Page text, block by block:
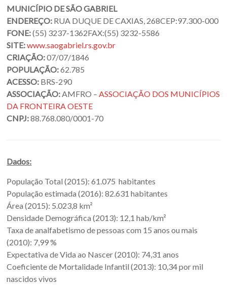
Site
da
Associação
dos
Municípios
da
Fronteira
Oeste
do
estado
do
MUNICÍPIO DE SÃO GABRIEL
ENDEREÇO: RUA DUQUE DE CAXIAS, 268CEP:97.300-000
FONE:(55) 3237-1362FAX:(55) 3232-5586
SITE:www.saogabriel.rs.gov.br
CRIAÇÃO:07/07/1846
POPULAÇÃO:62.785
ACESSO: BRS-290
ASSOCIAÇÃO: AMFRO – ASSOCIAÇÃO DOS MUNICÍPIOS
DA FRONTEIRA OESTE
CNPJ:88.768.080/0001-70
Dados:
População Total (2015): 61.075 habitantes
População estimada (2016): 82.631 habitantes
Área (2015): 5.023,8 km²
Densidade Demográfica (2013): 12,1 hab/km²
Taxa de analfabetismo de pessoas com 15 anos ou mais
(2010): 7,99 %
Expectativa de Vida ao Nascer (2010): 74,31 anos
Coeficiente de Mortalidade Infantil (2013): 10,34 por mil
nascidos vivos